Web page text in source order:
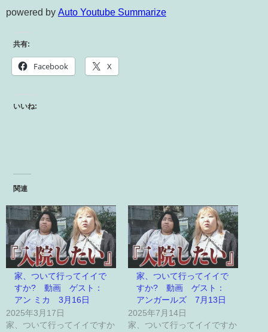
powered by Auto Youtube Summarize
共有:
Facebook X
いいね:
関連
家、ついて行ってイイで
すか? 動画 ゲスト：
アン ミカ 3月16日
2025年3月17日
家、ついて行ってイイですか
家、ついて行ってイイで
すか? 動画 ゲスト：
アンガールズ 7月13日
2025年7月14日
家、ついて行ってイイですか